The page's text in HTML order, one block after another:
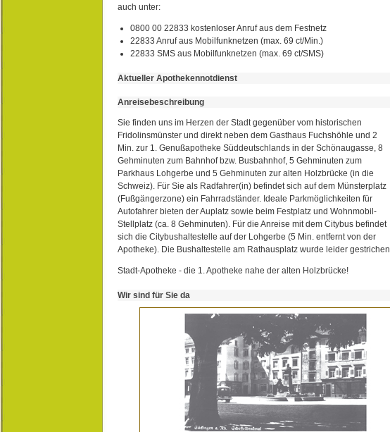
auch unter:
0800 00 22833 kostenloser Anruf aus dem Festnetz
22833 Anruf aus Mobilfunknetzen (max. 69 ct/Min.)
22833 SMS aus Mobilfunknetzen (max. 69 ct/SMS)
Aktueller Apothekennotdienst
Anreisebeschreibung
Sie finden uns im Herzen der Stadt gegenüber vom historischen
Fridolinsmünster und direkt neben dem Gasthaus Fuchshöhle und 2
Min. zur 1. Genußapotheke Süddeutschlands in der Schönaugasse, 8
Gehminuten zum Bahnhof bzw. Busbahnhof, 5 Gehminuten zum
Parkhaus Lohgerbe und 5 Gehminuten zur alten Holzbrücke (in die
Schweiz). Für Sie als Radfahrer(in) befindet sich auf dem Münsterplatz
(Fußgängerzone) ein Fahrradständer. Ideale Parkmöglichkeiten für
Autofahrer bieten der Auplatz sowie beim Festplatz und Wohnmobil-
Stellplatz (ca. 8 Gehminuten). Für die Anreise mit dem Citybus befindet
sich die Citybushaltestelle auf der Lohgerbe (5 Min. entfernt von der
Apotheke). Die Bushaltestelle am Rathausplatz wurde leider gestrichen.
Stadt-Apotheke - die 1. Apotheke nahe der alten Holzbrücke!
Wir sind für Sie da